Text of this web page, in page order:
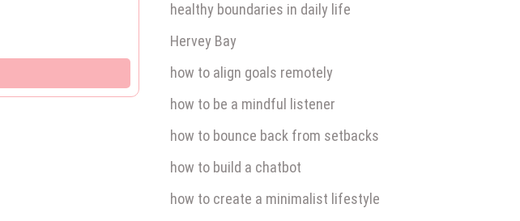
healthy boundaries in daily life
Hervey Bay
how to align goals remotely
how to be a mindful listener
how to bounce back from setbacks
how to build a chatbot
how to create a minimalist lifestyle